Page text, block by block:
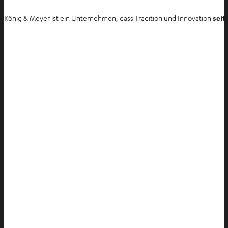
König & Meyer ist ein Unternehmen, dass Tradition und Innovation seit